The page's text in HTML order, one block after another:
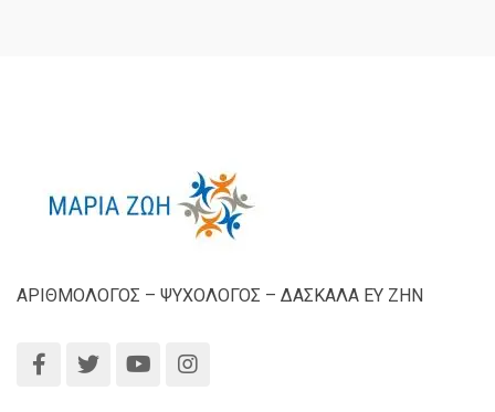
ΑΡΙΘΜΟΛΟΓΟΣ – ΨΥΧΟΛΟΓΟΣ – ΔΑΣΚΑΛΑ ΕΥ ΖΗΝ